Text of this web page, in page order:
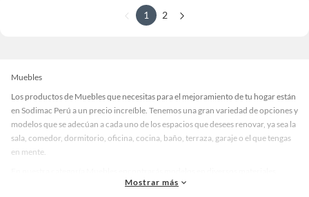
1 2
Muebles
Los productos de Muebles que necesitas para el mejoramiento de tu hogar están
en Sodimac Perú a un precio increíble. Tenemos una gran variedad de opciones y
modelos que se adecúan a cada uno de los espacios que desees renovar, ya sea la
sala, comedor, dormitorio, oficina, cocina, baño, terraza, garaje o el que tengas
en mente.
medidas, colores y demás características específicas de tu preferencia. Recuerda
Mostrar más